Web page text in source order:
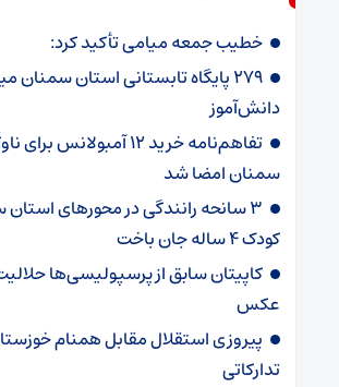
خطیب جمعه میامی تأکید کرد:
دانش‌آموز
تفاهم‌نامه خرید ۱۲
سمنان امضا شد
۳ سانحه رانندگی در محورهای
کودک ۴ ساله جان باخت
کاپیتان سابق از پرسپولیسی‌ها
عکس
پیروزی استقلال مقابل همنام
تدارکاتی